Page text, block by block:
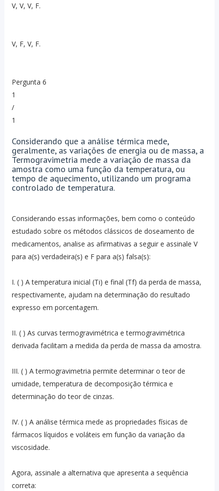
V, V, V, F.
V, F, V, F.
Pergunta 6
1
/
1
Considerando que a análise térmica mede,
geralmente, as variações de energia ou de massa, a
Termogravimetria mede a variação de massa da
amostra como uma função da temperatura, ou
tempo de aquecimento, utilizando um programa
controlado de temperatura.
Considerando essas informações, bem como o conteúdo
estudado sobre os métodos clássicos de doseamento de
medicamentos, analise as afirmativas a seguir e assinale V
para a(s) verdadeira(s) e F para a(s) falsa(s):
I. ( ) A temperatura inicial (Ti) e final (Tf) da perda de massa,
respectivamente, ajudam na determinação do resultado
expresso em porcentagem.
II. ( ) As curvas termogravimétrica e termogravimétrica
derivada facilitam a medida da perda de massa da amostra.
III. ( ) A termogravimetria permite determinar o teor de
umidade, temperatura de decomposição térmica e
determinação do teor de cinzas.
IV. ( ) A análise térmica mede as propriedades físicas de
fármacos líquidos e voláteis em função da variação da
viscosidade.
Agora, assinale a alternativa que apresenta a sequência
correta: